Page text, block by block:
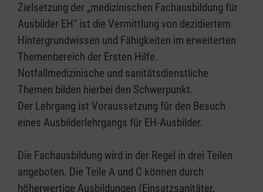
Zielsetzung der „medizinischen Fachausbildung für
Ausbilder EH“ ist die Vermittlung von dezidiertem
Hintergrundwissen und Fähigkeiten im erweiterten
Themenbereich der Ersten Hilfe.
Notfallmedizinische und sanitätsdienstliche
Themen bilden hierbei den Schwerpunkt.
Der Lehrgang ist Voraussetzung für den Besuch
eines Ausbilderlehrgangs für EH-Ausbilder.
Die Fachausbildung wird in der Regel in drei Teilen
angeboten. Die Teile A und C können durch
höherwertige Ausbildungen (Einsatzsanitäter,